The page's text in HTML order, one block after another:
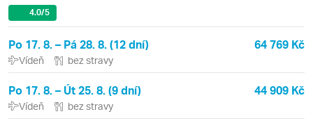
4.0/5
Po 17. 8. – Pá 28. 8. (12 dní) 64 769 Kč
Vídeň bez stravy
Po 17. 8. – Út 25. 8. (9 dní) 44 909 Kč
Vídeň bez stravy